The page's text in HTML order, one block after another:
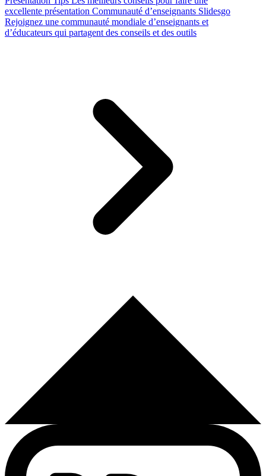
excellente présentation Communauté d’enseignants Slidesgo
Rejoignez une communauté mondiale d’enseignants et
d’éducateurs qui partagent des conseils et des outils